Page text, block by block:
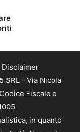
Disclaimer
SRL - Via Nicola
Fiscale e
in quanto